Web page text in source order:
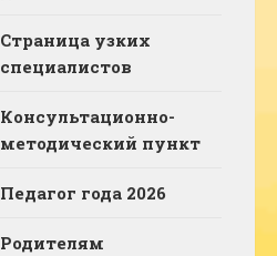
Страница узких
специалистов
Консультационно-
методический пункт
Педагог года 2026
Родителям